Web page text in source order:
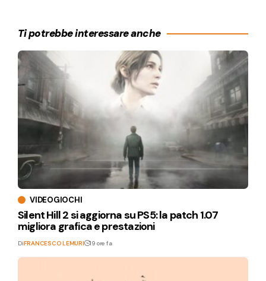
Ti potrebbe interessare anche
VIDEOGIOCHI
Silent Hill 2 si aggiorna su PS5: la patch 1.07
migliora grafica e prestazioni
DiFRANCESCO LEMURI 19 ore fa